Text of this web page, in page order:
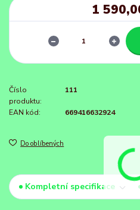
1
Číslo
produktu:
111
EAN kód: 669416632924
Do oblíbených
Kompletní specifikace